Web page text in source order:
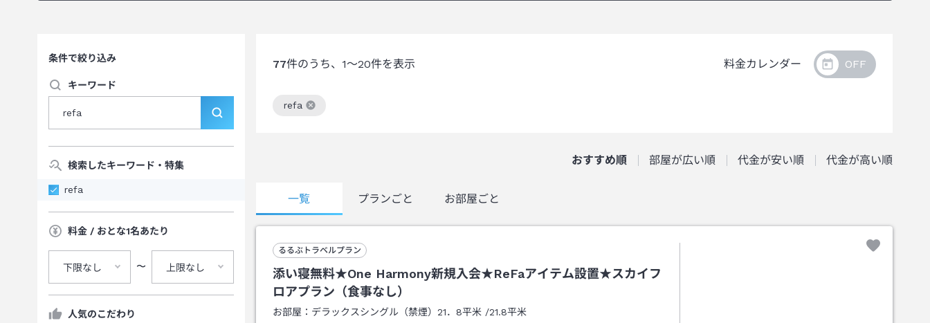
条件で絞り込み
キーワード
検索したキーワード・特集
refa
料金 / おとな1名あたり
下限なし 〜 上限なし
人気のこだわり
77件のうち、 1～20件を表示 料金カレンダー
refa
この絞り込み条件を解除
おすすめ順 部屋が広い順 代金が安い順 代金が高い順
一覧 プランごと お部屋ごと
るるぶトラベルプラン
添い寝無料★One Harmony新規入会★ReFaアイテム設置★スカイフ
ロアプラン（食事なし）
お部屋： デラックスシングル（禁煙）21．8平米/21.8平米